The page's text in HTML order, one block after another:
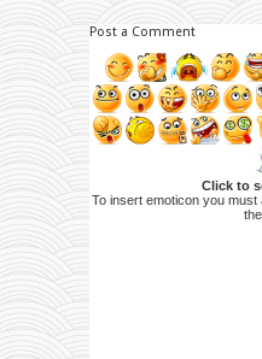
Post a Comment
Click to
To insert emoticon you